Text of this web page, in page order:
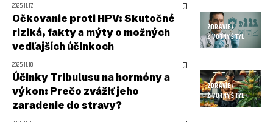
2025.11.17.
ZDRAVIE /
ŽIVOTNÝ ŠTÝL
Očkovanie proti HPV: Skutočné
riziká, fakty a mýty o možných
vedľajších účinkoch
2025.11.18.
ZDRAVIE /
ŽIVOTNÝ ŠTÝL
Účinky Tribulusu na hormóny a
výkon: Prečo zvážiť jeho
zaradenie do stravy?